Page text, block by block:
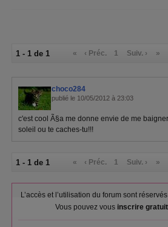
1 - 1 de 1 « ‹ Préc. 1 Suiv. › »
choco284
publié le 10/05/2012 à 23:03
c'est cool Ã§a me donne envie de me
soleil ou te caches-tu!!!
1 - 1 de 1 « ‹ Préc. 1 Suiv. › »
L’accès et l’utilisation du forum sont
Vous pouvez vous inscrire